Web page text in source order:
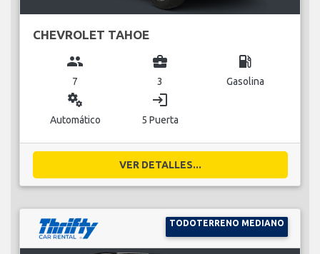
CHEVROLET TAHOE
group
7
business_center
3
local_gas_station
Gasolina
miscellaneous_services
Automático
login
5 Puerta
VER DETALLES...
TODOTERRENO MEDIANO